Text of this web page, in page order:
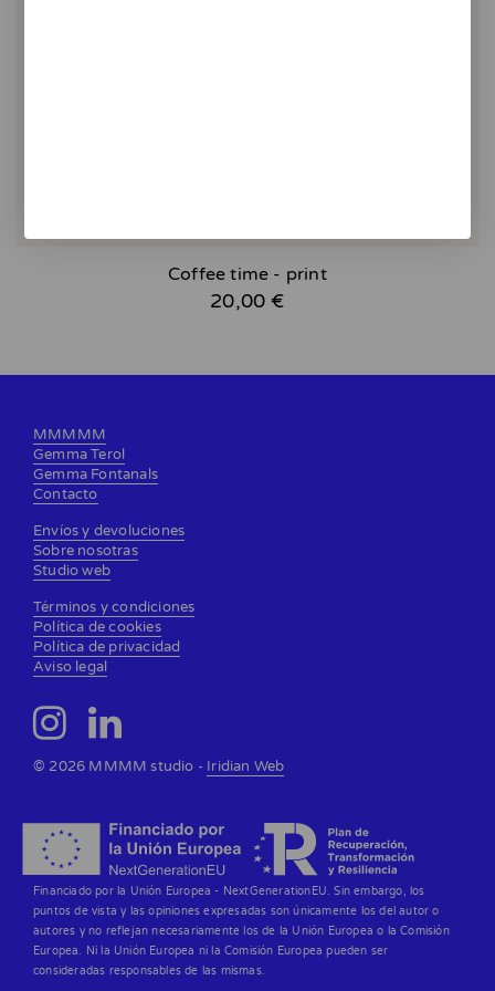
Coffee time - print
20,00 €
MMMMM
Gemma Terol
Gemma Fontanals
Contacto
Envíos y devoluciones
Sobre nosotras
Studio web
Términos y condiciones
Política de cookies
Política de privacidad
Aviso legal
© 2026 MMMM studio - Iridian Web
Financiado por la Unión Europea - NextGenerationEU. Sin embargo, los
puntos de vista y las opiniones expresadas son únicamente los del autor o
autores y no reflejan necesariamente los de la Unión Europea o la Comisión
Europea. Ni la Unión Europea ni la Comisión Europea pueden ser
consideradas responsables de las mismas.